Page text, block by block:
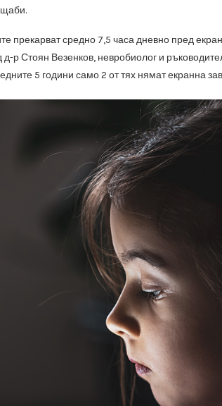
прекарват средно 7,5 часа дневно пред
р Стоян Везенков, невробиолог и
5 години само 2 от тях нямат екранна